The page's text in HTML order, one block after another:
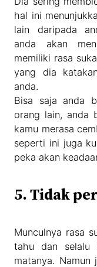
hal ini
lain daripada
anda akan
memiliki rasa
yang dia
anda.
Bisa saja anda
orang lain, anda
kamu merasa
seperti ini juga
peka akan
5. Tidak
Munculnya rasa
tahu dan selalu
matanya.